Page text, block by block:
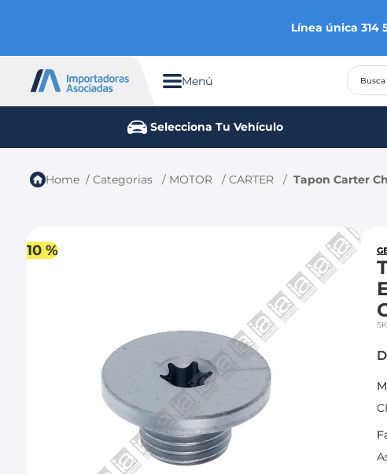
Línea única 314
Menú
Selecciona Tu Vehículo
Categorias MOTOR CARTER Tapon Carter
10 %
TÉRMINOS MÁS BUSCADOS
chevrolet
spark gt
chevrolet spark gt
mazda 2
chevrolet sail